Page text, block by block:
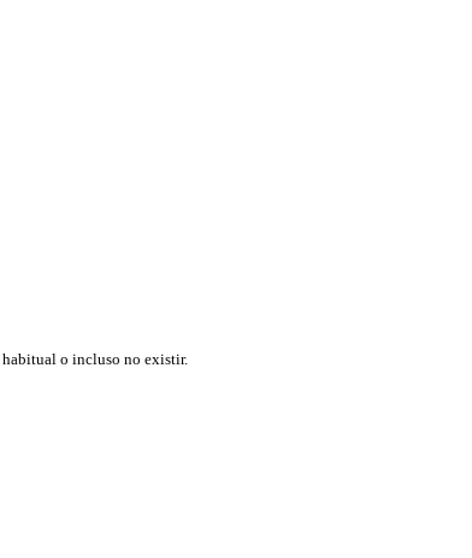
o incluso no existir.